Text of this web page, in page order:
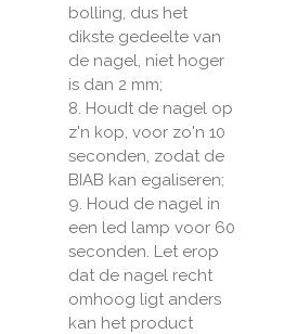
bolling, dus het
dikste gedeelte van
de nagel, niet hoger
is dan 2 mm;
8. Houdt de nagel op
z'n kop, voor zo'n 10
seconden, zodat de
BIAB kan egaliseren;
9. Houd de nagel in
een led lamp voor 60
seconden. Let erop
dat de nagel recht
omhoog ligt anders
kan het product